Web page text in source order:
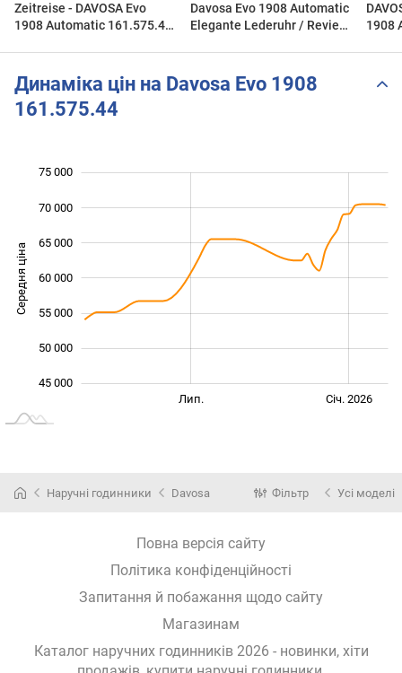
Zeitreise - DAVOSA Evo
1908 Automatic 161.575.44
Davosa Evo 1908 Automatic
Elegante Lederuhr / Review
1908
Динаміка цін на Davosa Evo 1908
161.575.44
Середня ціна 45 000
45 000
50 000
55 000
60 000
65 000
70 000
75 000
Лип. Січ. 2026
Наручні годинники Davosa Фільтр Усі моделі
Повна версія сайту
Політика конфіденційності
Запитання й побажання щодо сайту
Магазинам
Каталог наручних годинників 2026 - новинки, хіти